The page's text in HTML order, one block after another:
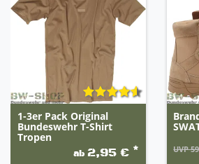
1-3er Pack Original
Bundeswehr T-Shirt
Tropen
ab 2,95 € * UVP